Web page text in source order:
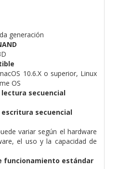
generación
10.6.X o superior, Linux
OS
secuencial
secuencial
variar según el hardware
el uso y la capacidad de
funcionamiento estándar